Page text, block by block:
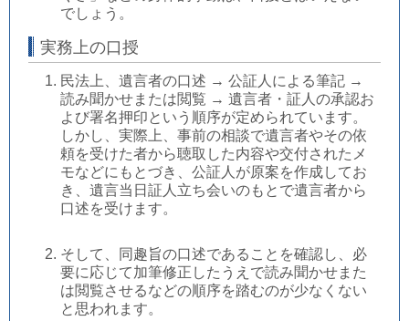
でしょう。
実務上の口授
民法上、遺言者の口述 → 公証人による筆記 →
読み聞かせまたは閲覧 → 遺言者・証人の承認お
よび署名押印という順序が定められています。
しかし、実際上、事前の相談で遺言者やその依
頼を受けた者から聴取した内容や交付されたメ
モなどにもとづき、公証人が原案を作成してお
き、遺言当日証人立ち会いのもとで遺言者から
口述を受けます。
そして、同趣旨の口述であることを確認し、必
要に応じて加筆修正したうえで読み聞かせまた
は閲覧させるなどの順序を踏むのが少なくない
と思われます。